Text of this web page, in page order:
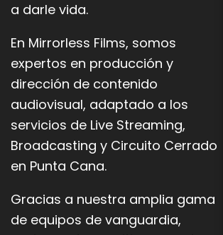
a darle vida.
En Mirrorless Films, somos
expertos en producción y
dirección de contenido
audiovisual, adaptado a los
servicios de Live Streaming,
Broadcasting y Circuito Cerrado
en Punta Cana.
Gracias a nuestra amplia gama
de equipos de vanguardia,